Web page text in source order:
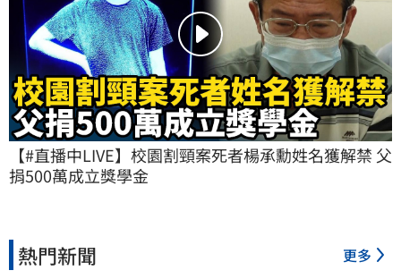
【#直播中LIVE】校園割頸案死者楊承勳姓名獲解禁 父
捐500萬成立獎學金
熱門新聞 更多